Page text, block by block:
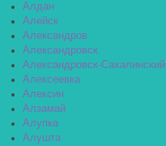
Алдан
Алейск
Александров
Александровск
Александровск-Сахалинский
Алексеевка
Алексин
Алзамай
Алупка
Алушта